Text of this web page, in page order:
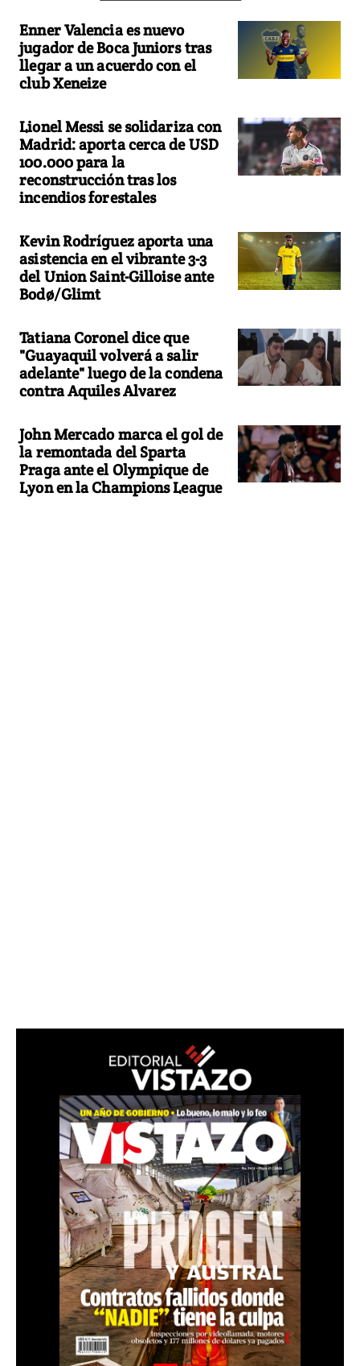
Enner Valencia es nuevo
jugador de Boca Juniors tras
llegar a un acuerdo con el
club Xeneize
Lionel Messi se solidariza con
Madrid: aporta cerca de USD
100.000 para la
reconstrucción tras los
incendios forestales
Kevin Rodríguez aporta una
asistencia en el vibrante 3-3
del Union Saint-Gilloise ante
Bodø/Glimt
Tatiana Coronel dice que
"Guayaquil volverá a salir
adelante" luego de la condena
contra Aquiles Alvarez
John Mercado marca el gol de
la remontada del Sparta
Praga ante el Olympique de
Lyon en la Champions League